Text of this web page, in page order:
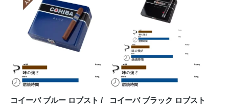
コイーバ ブルー ロブスト /
コイーバ ブラック ロブスト